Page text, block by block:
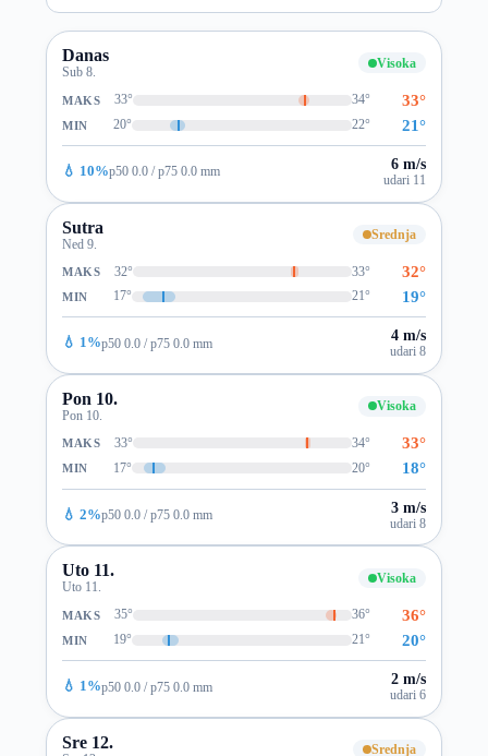
Danas
Sub 8.
Visoka
MAKS 33° 34° 33°
MIN 20° 22° 21°
💧 10%p50 0.0 / p75 0.0 mm 6 m/s
udari 11
Sutra
Ned 9.
Srednja
MAKS 32° 33° 32°
MIN 17° 21° 19°
💧 1%p50 0.0 / p75 0.0 mm 4 m/s
udari 8
Pon 10.
Pon 10.
Visoka
MAKS 33° 34° 33°
MIN 17° 20° 18°
💧 2%p50 0.0 / p75 0.0 mm 3 m/s
udari 8
Uto 11.
Uto 11.
Visoka
MAKS 35° 36° 36°
MIN 19° 21° 20°
💧 1%p50 0.0 / p75 0.0 mm 2 m/s
udari 6
Sre 12. Srednja